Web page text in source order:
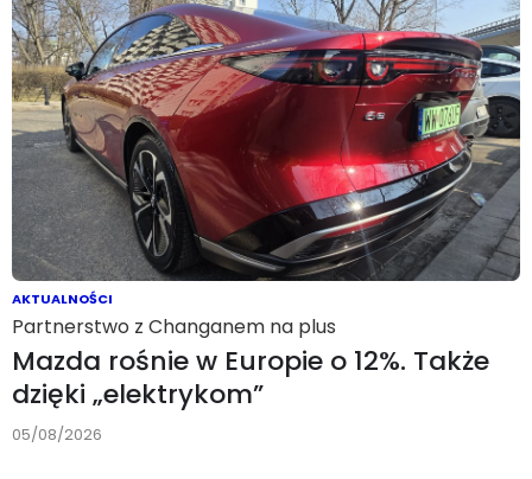
AKTUALNOŚCI
Partnerstwo z Changanem na plus
Mazda rośnie w Europie o 12%. Także
dzięki „elektrykom”
05/08/2026